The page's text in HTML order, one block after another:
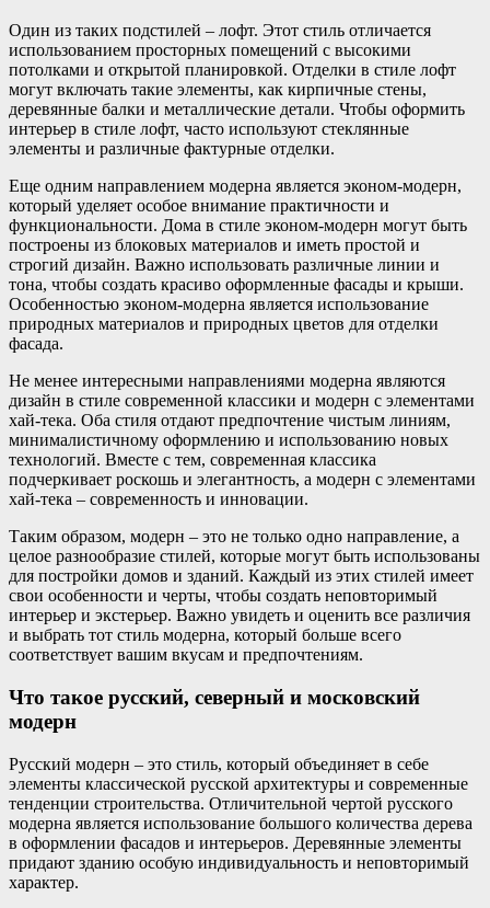
Один из таких подстилей – лофт. Этот стиль отличается
использованием просторных помещений с высокими
потолками и открытой планировкой. Отделки в стиле лофт
могут включать такие элементы, как кирпичные стены,
деревянные балки и металлические детали. Чтобы оформить
интерьер в стиле лофт, часто используют стеклянные
элементы и различные фактурные отделки.
Еще одним направлением модерна является эконом-модерн,
который уделяет особое внимание практичности и
функциональности. Дома в стиле эконом-модерн могут быть
построены из блоковых материалов и иметь простой и
строгий дизайн. Важно использовать различные линии и
тона, чтобы создать красиво оформленные фасады и крыши.
Особенностью эконом-модерна является использование
природных материалов и природных цветов для отделки
фасада.
Не менее интересными направлениями модерна являются
дизайн в стиле современной классики и модерн с элементами
хай-тека. Оба стиля отдают предпочтение чистым линиям,
минималистичному оформлению и использованию новых
технологий. Вместе с тем, современная классика
подчеркивает роскошь и элегантность, а модерн с элементами
хай-тека – современность и инновации.
Таким образом, модерн – это не только одно направление, а
целое разнообразие стилей, которые могут быть использованы
для постройки домов и зданий. Каждый из этих стилей имеет
свои особенности и черты, чтобы создать неповторимый
интерьер и экстерьер. Важно увидеть и оценить все различия
и выбрать тот стиль модерна, который больше всего
соответствует вашим вкусам и предпочтениям.
Что такое русский, северный и московский
модерн
Русский модерн – это стиль, который объединяет в себе
элементы классической русской архитектуры и современные
тенденции строительства. Отличительной чертой русского
модерна является использование большого количества дерева
в оформлении фасадов и интерьеров. Деревянные элементы
придают зданию особую индивидуальность и неповторимый
характер.